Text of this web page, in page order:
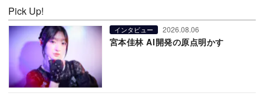
Pick Up!
インタビュー 2026.08.06
宮本佳林 AI開発の原点明かす